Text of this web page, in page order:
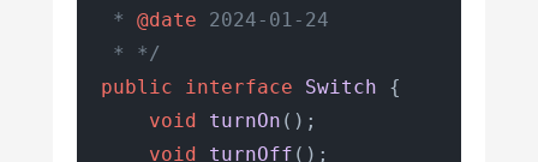
* @date 2024-01-24
* */
public
interface Switch {
void
turnOn () ;
void
turnOff () ;